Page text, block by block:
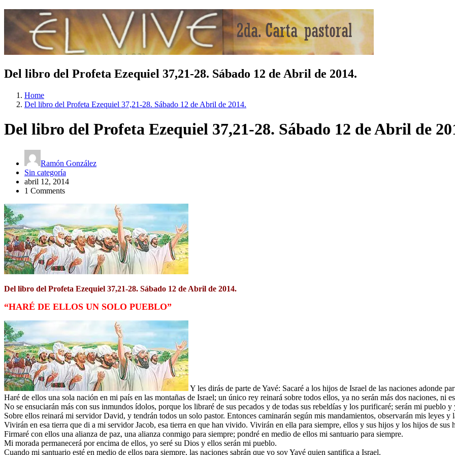
Del libro del Profeta Ezequiel 37,21-28. Sábado 12 de Abril de 2014.
Home
Del libro del Profeta Ezequiel 37,21-28. Sábado 12 de Abril de 2014.
Del libro del Profeta Ezequiel 37,21-28. Sábado 12 de Abril de
Ramón González
Sin categoría
abril 12, 2014
1 Comments
Del libro del Profeta Ezequiel 37,21-28. Sábado 12 de Abril de 2014.
“HARÉ DE ELLOS UN SOLO PUEBLO”
Y les dirás de parte de Yavé: Sacaré a los hijos de Israel de las naciones adonde
Haré de ellos una sola nación en mi país en las montañas de Israel; un único rey reinará sobre todos ellos, ya no serán más dos naciones, ni
No se ensuciarán más con sus inmundos ídolos, porque los libraré de sus pecados y de todas sus rebeldías y los purificaré; serán mi pueblo y
Sobre ellos reinará mi servidor David, y tendrán todos un solo pastor. Entonces caminarán según mis mandamientos, observarán mis leyes y
Vivirán en esa tierra que di a mi servidor Jacob, esa tierra en que han vivido. Vivirán en ella para siempre, ellos y sus hijos y los hijos de
Firmaré con ellos una alianza de paz, una alianza conmigo para siempre; pondré en medio de ellos mi santuario para siempre.
Mi morada permanecerá por encima de ellos, yo seré su Dios y ellos serán mi pueblo.
Cuando mi santuario esté en medio de ellos para siempre, las naciones sabrán que yo soy Yavé quien santifica a Israel.